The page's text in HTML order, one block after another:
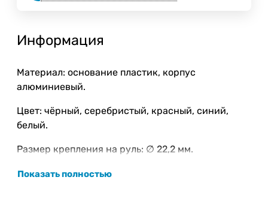
Информация
Материал: основание пластик, корпус
алюминиевый.
Цвет: чёрный, серебристый, красный, синий,
белый.
Размер крепления на руль: ∅ 22,2 мм.
Показать полностью